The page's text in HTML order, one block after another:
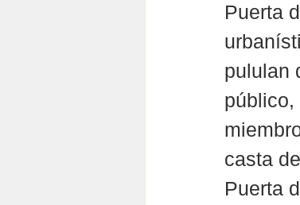
Puerta
pululan
casta
Puerta